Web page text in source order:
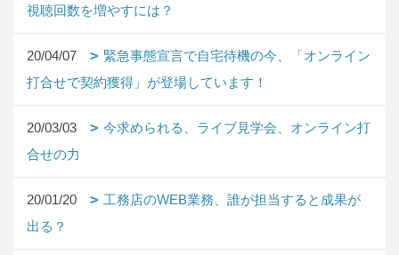
視聴回数を増やすには？
20/04/07
緊急事態宣言で自宅待機の今、「オンライン
打合せで契約獲得」が登場しています！
20/03/03
今求められる、ライブ見学会、オンライン打
合せの力
20/01/20
工務店のWEB業務、誰が担当すると成果が
出る？